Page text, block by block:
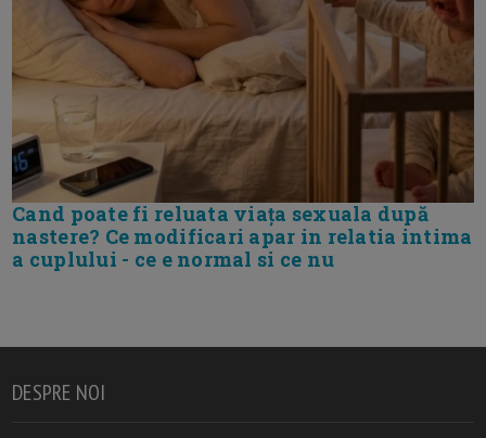
Cand poate fi reluata viața sexuala după
nastere? Ce modificari apar in relatia intima
a cuplului - ce e normal si ce nu
DESPRE NOI